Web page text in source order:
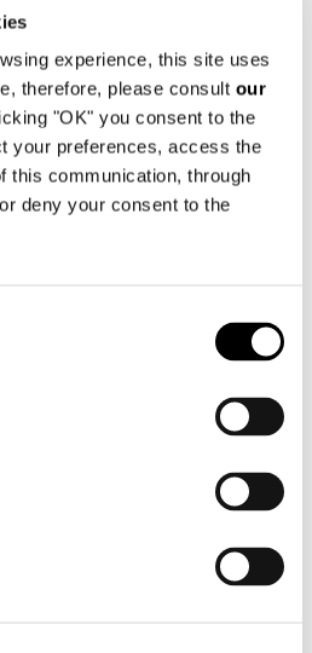
experience, this site uses
therefore, please consult our
"OK" you consent to the
your preferences, access the
this communication, through
deny your consent to the
nella pineta